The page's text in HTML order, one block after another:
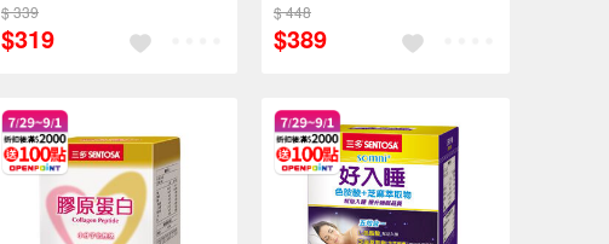
$ 339
$319
$ 448
$389